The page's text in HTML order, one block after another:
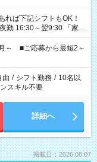
～翌9:30 「家族
夕飯の準備がしたい」
ご希望を教えてください
で週40時間を超える場
～ ■ご応募から最短2～
由 / シフト勤務 / 10名以
スキル不要
詳細へ
掲載日：2026.08.07